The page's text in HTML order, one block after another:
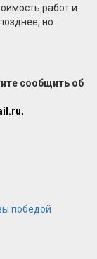
работ и
но
сообщить об
.
победой